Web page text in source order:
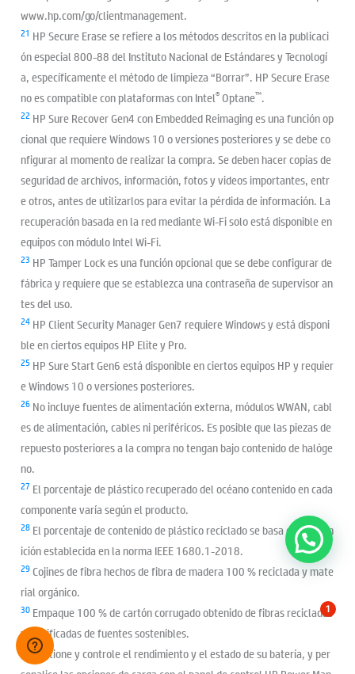
www.hp.com/go/clientmanagement.
21 HP Secure Erase se refiere a los métodos descritos en la publicaci
ón especial 800-88 del Instituto Nacional de Estándares y Tecnologí
a, específicamente el método de limpieza “Borrar”. HP Secure Erase
no es compatible con plataformas con Intel®Optane™.
22 HP Sure Recover Gen4 con Embedded Reimaging es una función op
cional que requiere Windows 10 o versiones posteriores y se debe co
nfigurar al momento de realizar la compra. Se deben hacer copias de
seguridad de archivos, información, fotos y videos importantes, entr
e otros, antes de utilizarlos para evitar la pérdida de información. La
recuperación basada en la red mediante Wi-Fi solo está disponible en
equipos con módulo Intel Wi-Fi.
23 HP Tamper Lock es una función opcional que se debe configurar de
fábrica y requiere que se establezca una contraseña de supervisor an
tes del uso.
24 HP Client Security Manager Gen7 requiere Windows y está disponi
ble en ciertos equipos HP Elite y Pro.
25 HP Sure Start Gen6 está disponible en ciertos equipos HP y requier
e Windows 10 o versiones posteriores.
26 No incluye fuentes de alimentación externa, módulos WWAN, cabl
es de alimentación, cables ni periféricos. Es posible que las piezas de
repuesto posteriores a la compra no tengan bajo contenido de halóge
no.
27 El porcentaje de plástico recuperado del océano contenido en cada
componente varía según el producto.
28 El porcentaje de contenido de plástico reciclado se basa en la defin
ición establecida en la norma IEEE 1680.1-2018.
29Cojines de fibra hechos de fibra de madera 100 % reciclada y mate
rial orgánico.
30 Empaque 100 % de cartón corrugado obtenido de fibras recicladas
y certificadas de fuentes sostenibles.
31Gestione y controle el rendimiento y el estado de su batería, y per
1